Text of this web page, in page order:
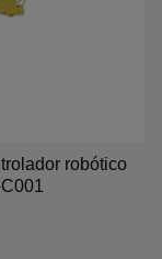
robótico